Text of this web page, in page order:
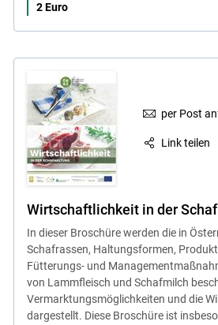
2 Euro
per Post
Link teilen
Wirtschaftlichkeit in der
In dieser Broschüre werden die in
Schafrassen, Haltungsformen,
Fütterungs- und
von Lammfleisch und Schafmilch
Vermarktungsmöglichkeiten und die
dargestellt. Diese Broschüre ist